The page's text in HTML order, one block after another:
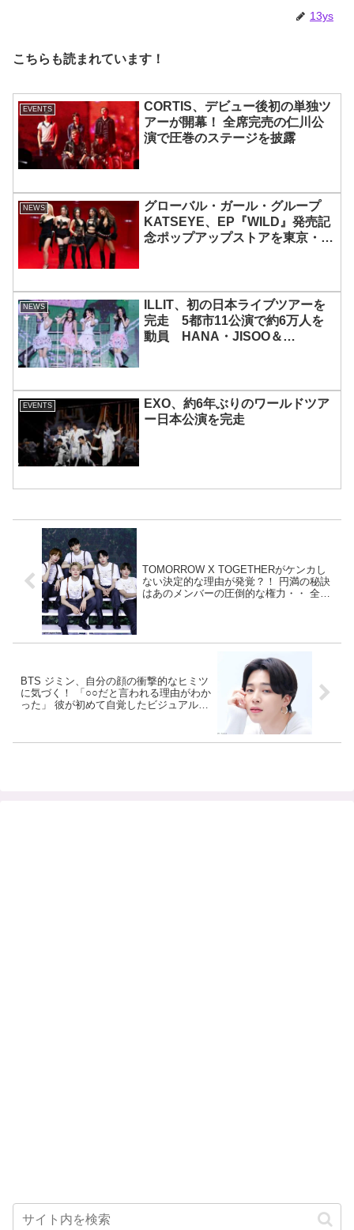
13ys
こちらも読まれています！
EVENTS
CORTIS、デビュー後初の単独ツ
アーが開幕！ 全席完売の仁川公
演で圧巻のステージを披露
NEWS
グローバル・ガール・グループ
KATSEYE、EP『WILD』発売記
念ポップアップストアを東京・原
NEWS
ILLIT、初の日本ライブツアーを
完走 5都市11公演で約6万人を
動員 HANA・JISOO＆
EVENTS
EXO、約6年ぶりのワールドツア
ー日本公演を完走
TOMORROW X TOGETHERがケンカし
ない決定的な理由が発覚？！ 円満の秘訣
はあのメンバーの圧倒的な権力・・ 全員
BTS ジミン、自分の顔の衝撃的なヒミツ
に気づく！ 「○○だと言われる理由がわか
った」 彼が初めて自覚したビジュアルの